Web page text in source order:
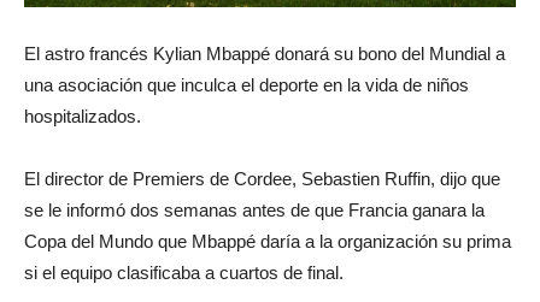
El astro francés Kylian Mbappé donará su bono del Mundial a
una asociación que inculca el deporte en la vida de niños
hospitalizados.
El director de Premiers de Cordee, Sebastien Ruffin, dijo que
se le informó dos semanas antes de que Francia ganara la
Copa del Mundo que Mbappé daría a la organización su prima
si el equipo clasificaba a cuartos de final.